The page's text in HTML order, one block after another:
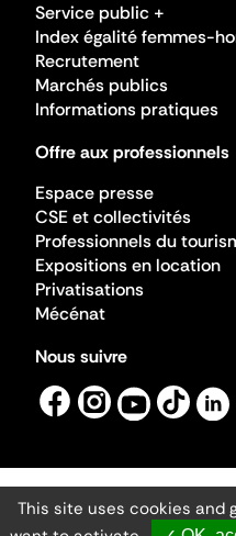
Service public +
Index égalité femmes-
Recrutement
Marchés publics
Informations pratiques
Offre aux professionnels
Espace presse
CSE et collectivités
Professionnels du
Expositions en location
Privatisations
Mécénat
Nous suivre
Gestion
This site uses cookies and